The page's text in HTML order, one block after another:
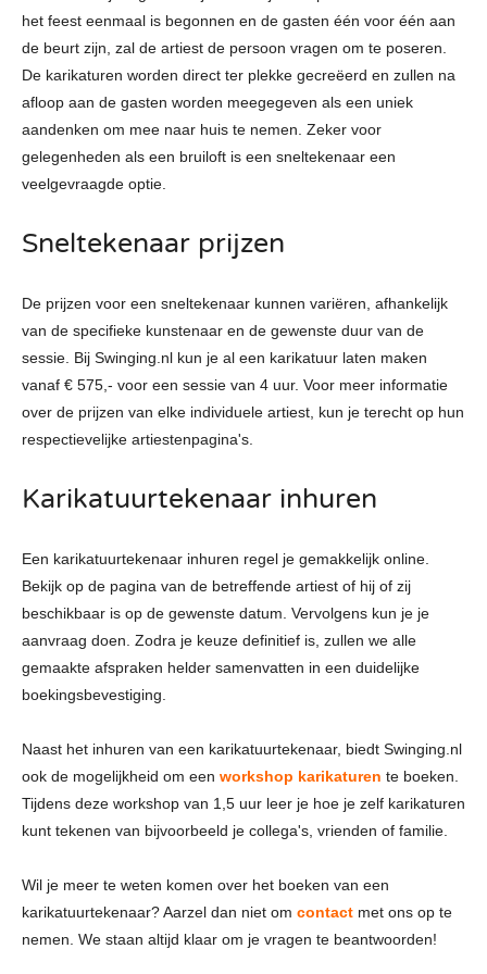
het feest eenmaal is begonnen en de gasten één voor één aan
de beurt zijn, zal de artiest de persoon vragen om te poseren.
De karikaturen worden direct ter plekke gecreëerd en zullen na
afloop aan de gasten worden meegegeven als een uniek
aandenken om mee naar huis te nemen. Zeker voor
gelegenheden als een bruiloft is een sneltekenaar een
veelgevraagde optie.
Sneltekenaar prijzen
De prijzen voor een sneltekenaar kunnen variëren, afhankelijk
van de specifieke kunstenaar en de gewenste duur van de
sessie. Bij Swinging.nl kun je al een karikatuur laten maken
vanaf € 575,- voor een sessie van 4 uur. Voor meer informatie
over de prijzen van elke individuele artiest, kun je terecht op hun
respectievelijke artiestenpagina's.
Karikatuurtekenaar inhuren
Een karikatuurtekenaar inhuren regel je gemakkelijk online.
Bekijk op de pagina van de betreffende artiest of hij of zij
beschikbaar is op de gewenste datum. Vervolgens kun je je
aanvraag doen. Zodra je keuze definitief is, zullen we alle
gemaakte afspraken helder samenvatten in een duidelijke
boekingsbevestiging.
Naast het inhuren van een karikatuurtekenaar, biedt Swinging.nl
ook de mogelijkheid om een workshop karikaturen te boeken.
Tijdens deze workshop van 1,5 uur leer je hoe je zelf karikaturen
kunt tekenen van bijvoorbeeld je collega's, vrienden of familie.
Wil je meer te weten komen over het boeken van een
karikatuurtekenaar? Aarzel dan niet om contact met ons op te
nemen. We staan altijd klaar om je vragen te beantwoorden!